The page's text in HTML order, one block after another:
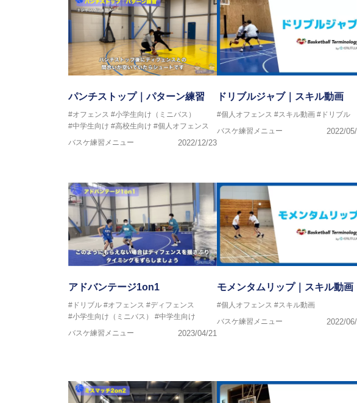
パンチストップ｜パターン練習
#オフェンス #小学生向け（ミニバス）
#中学生向け #高校生向け #個人オフェンス
バスケ練習メニュー
2022/12/23
ドリブルジャブ｜スキル動画
#個人オフェンス #スキル動画 #ドリブル
バスケ練習メニュー
2022/
アドバンテージ1on1
#ドリブル #オフェンス #ディフェンス
#小学生向け（ミニバス）
#中学生向け
バスケ練習メニュー
2023/04/21
モメンタムリップ｜スキル動画
#個人オフェンス #スキル動画
バスケ練習メニュー
2022/